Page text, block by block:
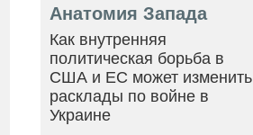
Анатомия Запада
Как внутренняя
политическая борьба в
США и ЕС может изменить
расклады по войне в
Украине